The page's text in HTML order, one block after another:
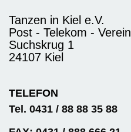
Tanzen in Kiel e.V.
Post - Telekom - Verein
Suchskrug 1
24107 Kiel
TELEFON
Tel. 0431 / 88 88 35 88